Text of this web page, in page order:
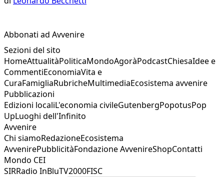
Abbonati ad Avvenire
Sezioni del sito
HomeAttualitàPoliticaMondoAgoràPodcastChiesaIdee e
CommentiEconomiaVita e
CuraFamigliaRubricheMultimediaEcosistema avvenire
Pubblicazioni
Edizioni localiL'economia civileGutenbergPopotusPop
UpLuoghi dell'Infinito
Avvenire
Chi siamoRedazioneEcosistema
AvvenirePubblicitàFondazione AvvenireShopContatti
Mondo CEI
SIRRadio InBluTV2000FISC